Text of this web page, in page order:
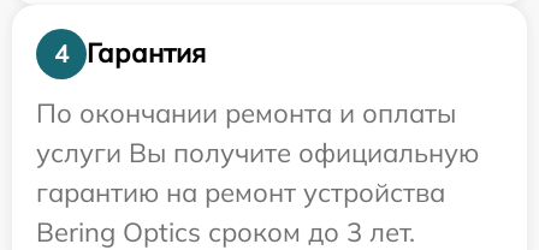
4
Гарантия
По окончании ремонта и оплаты
услуги Вы получите официальную
гарантию на ремонт устройства
Bering Optics сроком до 3 лет.